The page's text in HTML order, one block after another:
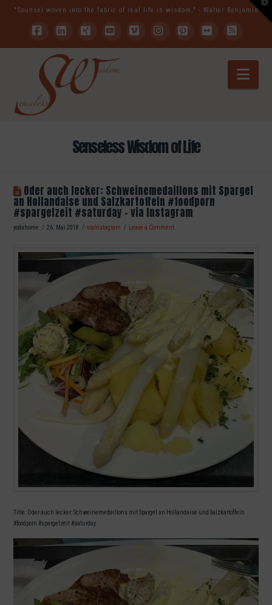
"Counsel woven into the fabric of real life is wisdom." - Walter Benjamin
FacebookLinkedIn
XING YouTubeVimeoInstagramPinterest
FlickrRSS
Senseless Wisdom of Life
Oder auch lecker: Schweinemedaillons mit Spargel
an Hollandaise und Salzkartoffeln #foodporn
#spargelzeit #saturday – via Instagram
yodahome 26. Mai 2018 viaInstagram Leave a Comment
Title: Oder auch lecker: Schweinemedaillons mit Spargel an Hollandaise und Salzkartoffeln
#foodporn #spargelzeit #saturday